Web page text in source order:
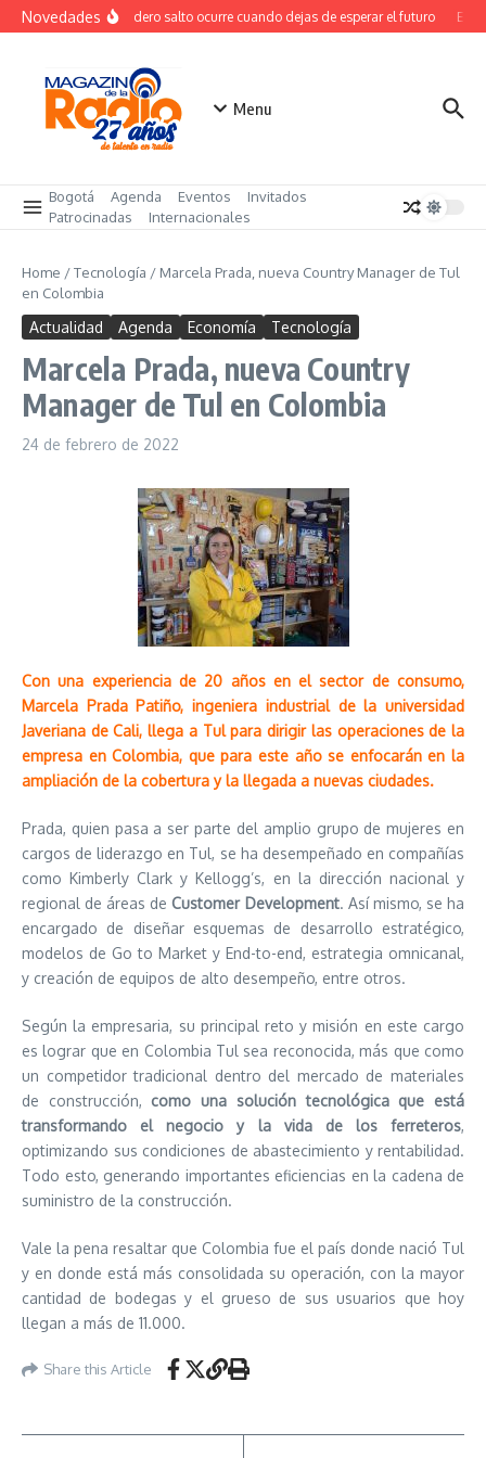
Saltar al contenido
NovedadesEl verdadero salto ocurre cuando dejas de esperar el futuro El
Menu
Bogotá Agenda Eventos
Invitados
Patrocinadas
Internacionales
Home /Tecnología / Marcela Prada, nueva Country Manager de Tul
en Colombia
Actualidad Agenda Economía Tecnología
Marcela Prada, nueva Country
Manager de Tul en Colombia
24 de febrero de 2022
Con una experiencia de 20 años en el sector de consumo,
Marcela Prada Patiño, ingeniera industrial de la universidad
Javeriana de Cali, llega a Tul para dirigir las operaciones de la
empresa en Colombia, que para este año se enfocarán en la
ampliación de la cobertura y la llegada a nuevas ciudades.
Prada, quien pasa a ser parte del amplio grupo de mujeres en
cargos de liderazgo en Tul, se ha desempeñado en compañías
como Kimberly Clark y Kellogg’s, en la dirección nacional y
regional de áreas deCustomer Development. Así mismo, se ha
encargado de diseñar esquemas de desarrollo estratégico,
modelos de Go to Market y End-to-end, estrategia omnicanal,
y creación de equipos de alto desempeño, entre otros.
Según la empresaria, su principal reto y misión en este cargo
es lograr que en Colombia Tul sea reconocida, más que como
un competidor tradicional dentro del mercado de materiales
de construcción,como una solución tecnológica que está
transformando el negocio y la vida de los ferreteros,
optimizando sus condiciones de abastecimiento y rentabilidad.
Todo esto, generando importantes eficiencias en la cadena de
suministro de la construcción.
Vale la pena resaltar que Colombia fue el país donde nació Tul
y en donde está más consolidada su operación, con la mayor
cantidad de bodegas y el grueso de sus usuarios que hoy
llegan a más de 11.000.
Share this Article